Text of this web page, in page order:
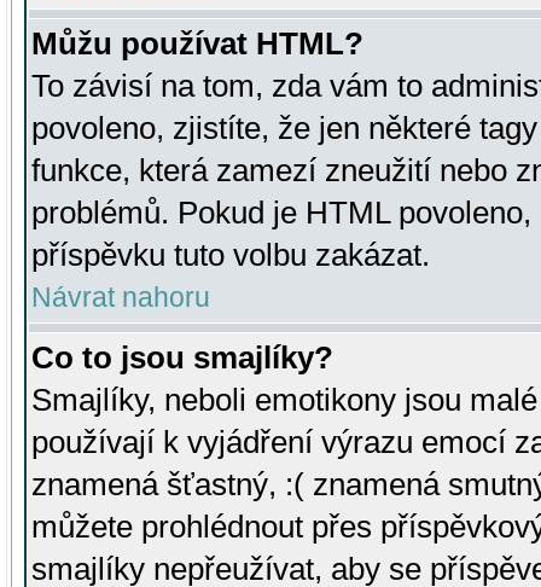
Můžu používat HTML?
To závisí na tom, zda vám to
povoleno, zjistíte, že jen některé
funkce, která zamezí zneužití nebo
problémů. Pokud je HTML
příspěvku tuto volbu zakázat.
Návrat nahoru
Co to jsou smajlíky?
Smajlíky, neboli emotikony jsou
používají k vyjádření výrazu emocí
znamená šťastný, :( znamená
můžete prohlédnout přes
smajlíky nepřeužívat, aby se